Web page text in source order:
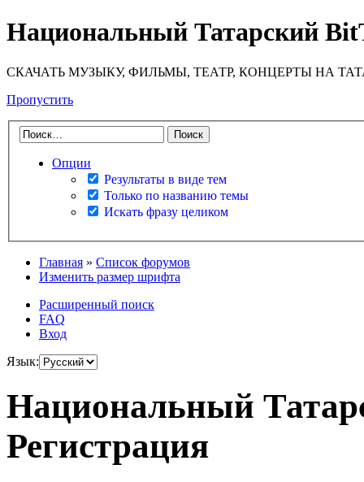
Национальный Татарский
СКАЧАТЬ МУЗЫКУ, ФИЛЬМЫ, ТЕАТР, КОНЦЕРТЫ НА
Пропустить
Опции
Результаты в виде тем
Только по названию темы
Искать фразу целиком
Главная » Список форумов
Изменить размер шрифта
Расширенный поиск
FAQ
Вход
Язык:
Национальный
Регистрация